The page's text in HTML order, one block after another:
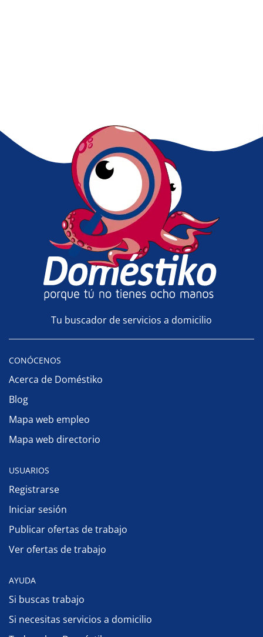
Tu buscador de servicios a domicilio
CONÓCENOS
Acerca de Doméstiko
Blog
Mapa web empleo
Mapa web directorio
USUARIOS
Registrarse
Iniciar sesión
Publicar ofertas de trabajo
Ver ofertas de trabajo
AYUDA
Si buscas trabajo
Si necesitas servicios a domicilio